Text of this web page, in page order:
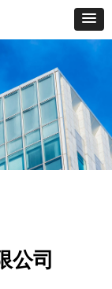
公司